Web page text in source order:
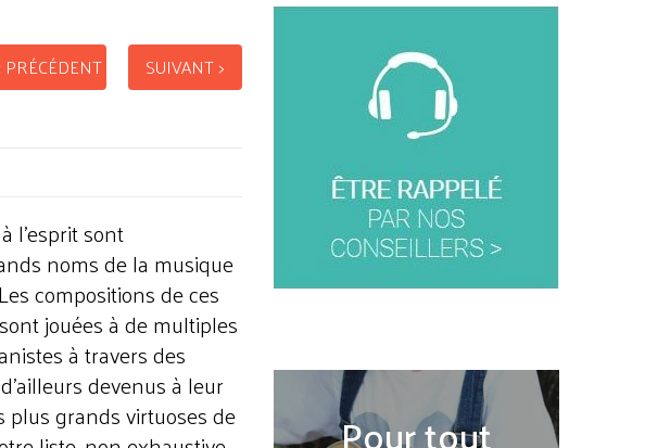
PRÉCÉDENT SUIVANT >
l’esprit sont
noms de la musique
compositions de ces
jouées à de multiples
à travers des
devenus à leur
plus grands virtuoses de